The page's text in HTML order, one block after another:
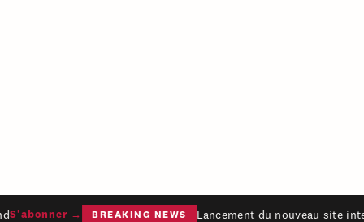
S'abonner → BREAKING NEWS Lancement du nouveau site